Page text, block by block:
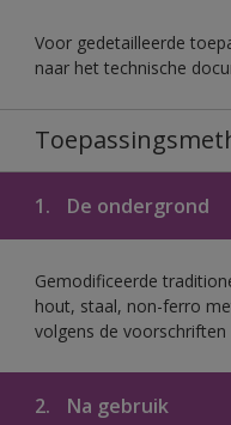
Voor gedetailleerde
naar het technische
1. De ondergrond
Gemodificeerde
hout, staal, non-ferro
volgens de
2. Na gebruik